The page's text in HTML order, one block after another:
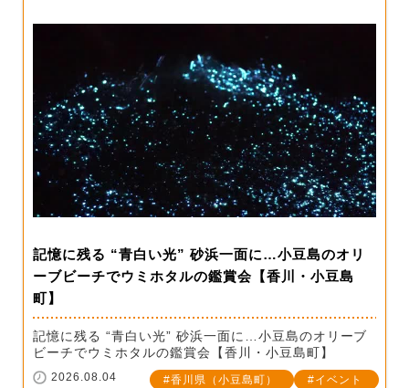
記憶に残る “青白い光” 砂浜一面に…小豆島のオリ
ーブビーチでウミホタルの鑑賞会【香川・小豆島
町】
記憶に残る “青白い光” 砂浜一面に…小豆島のオリーブ
ビーチでウミホタルの鑑賞会【香川・小豆島町】
2026.08.04 香川県（小豆島町） イベント